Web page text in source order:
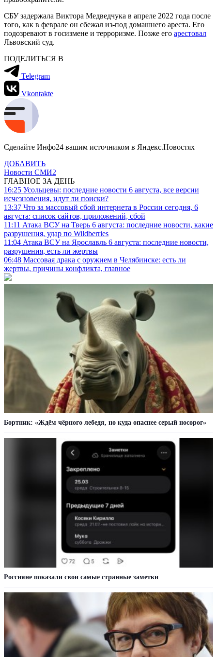
СБУ задержала Виктора Медведчука в апреле 2022 года после
того, как в феврале он сбежал из-под домашнего ареста. Его
подозревают в госизмене и терроризме. Позже его арестовал
Львовский суд.
ПОДЕЛИТЬСЯ В
Telegram
Vkontakte
Сделайте Инфо24 вашим источником в Яндекс.Новостях
ДОБАВИТЬ
Новости СМИ2
ГЛАВНОЕ ЗА ДЕНЬ
16:25 Усольцевы: последние новости 6 августа, все версии
исчезновения, идут ли поиски?
13:37 Что за массовый сбой интернета в России сегодня, 6
августа: список сайтов, приложений, сбой
11:11 Атака ВСУ на Тверь 6 августа: последние новости, какие
разрушения, удар по Wildberries
11:04 Атака ВСУ на Ярославль 6 августа: последние новости,
разрушения, есть ли жертвы
06:48 Массовая драка с оружием в Челябинске: есть ли
жертвы, причины конфликта, главное
Бортник: «Ждём чёрного лебедя, но куда опаснее серый носорог»
Россияне показали свои самые странные заметки